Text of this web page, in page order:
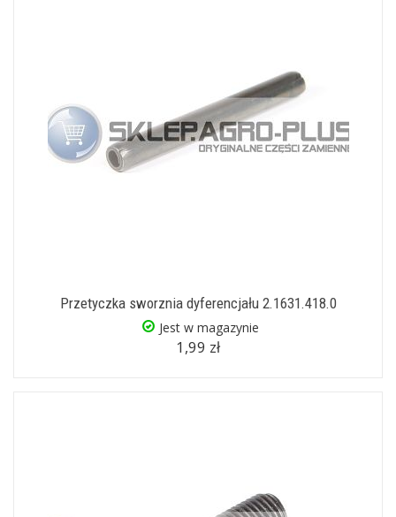
Przetyczka sworznia dyferencjału 2.1631.418.0
Jest w magazynie
1,99 zł